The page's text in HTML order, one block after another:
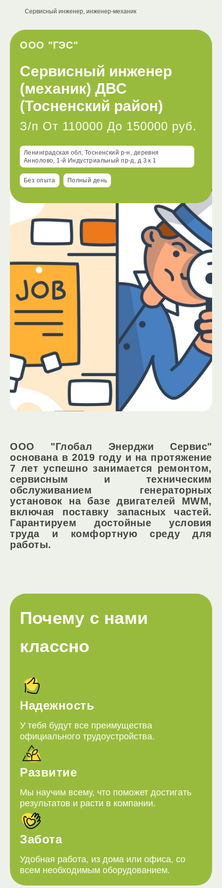
ООО "ГЭС"
Сервисный инженер, инженер-механик
Сервисный инженер
(механик) ДВС
(Тосненский район)
З/п От 110000 До 150000 руб.
Ленинградская обл, Тосненский р-н, деревня
Аннолово, 1-й Индустриальный пр-д, д 3 к 1
Без опыта Полный день
ООО "Глобал Энерджи Сервис"
основана в 2019 году и на протяжение
7 лет успешно занимается ремонтом,
сервисным и техническим
обслуживанием генераторных
установок на базе двигателей MWM,
включая поставку запасных частей.
Гарантируем достойные условия
труда и комфортную среду для
работы.
Почему с нами
классно
Надежность
У тебя будут все преимущества
официального трудоустройства.
Развитие
Мы научим всему, что поможет достигать
результатов и расти в компании.
Забота
Удобная работа, из дома или офиса, со
всем необходимым оборудованием.